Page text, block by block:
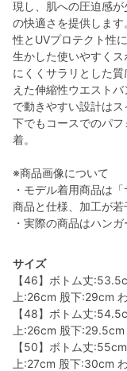
現し、肌への圧迫感
の快適さを提供しま
性とUVプロテクト性
生かした使いやすく
にくくサラリとした
えた伸縮性ウエスト
で動きやすい設計は
下でもコースでのパ
着。
※商品画像について
・モデル着用商品は
商品と仕様、加工が若
・実際の商品はハン
サイズ
【46】ボトム丈
上:26cm 股下:29cm
【48】ボトム丈
上:26cm 股下
【50】ボトム丈
上:27cm 股下:30cm